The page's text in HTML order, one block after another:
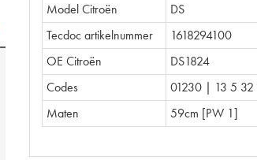
Model Citroën
DS
Tecdoc artikelnummer
1618294100
OE Citroën
DS1824
Codes
01230 | 13 5
Maten
59cm [PW 1]